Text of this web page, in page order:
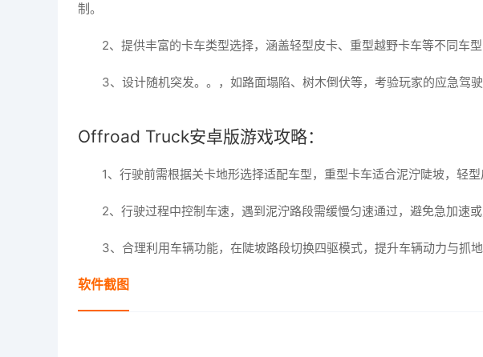
制。
2、提供丰富的卡车类型选择，涵盖轻型皮卡、重型越野卡车等不同车
3、设计随机突发。。，如路面塌陷、树木倒伏等，考验玩家的应急驾驶
Offroad Truck安卓版游戏攻略：
1、行驶前需根据关卡地形选择适配车型，重型卡车适合泥泞陡坡，轻
2、行驶过程中控制车速，遇到泥泞路段需缓慢匀速通过，避免急加速
3、合理利用车辆功能，在陡坡路段切换四驱模式，提升车辆动力与抓地
软件截图